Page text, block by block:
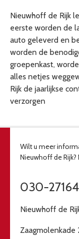
Nieuwhoff de Rijk
eerste worden de
auto geleverd en
worden de
groepenkast,
alles netjes
Rijk de jaarlijkse
verzorgen
Wilt u meer
Nieuwhoff de Rijk?
030-
Nieuwhoff de
Zaagmolenkade